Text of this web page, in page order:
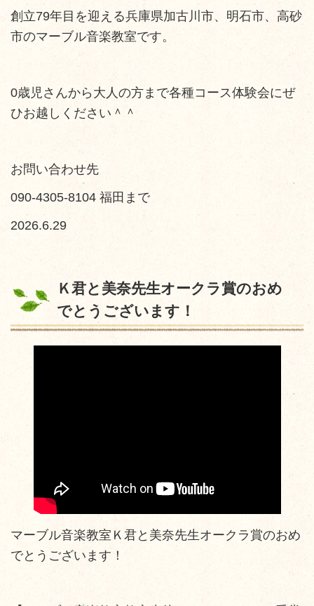
創立79年目を迎える兵庫県加古川市、明石市、高砂
市のマーブル音楽教室です。
0歳児さんから大人の方まで各種コース体験会にぜ
ひお越しください＾＾
お問い合わせ先
090-4305-8104 福田まで
2026.6.29
Ｋ君と美奈先生オークラ賞のおめ
でとうございます！
マーブル音楽教室Ｋ君と美奈先生オークラ賞のおめ
でとうございます！